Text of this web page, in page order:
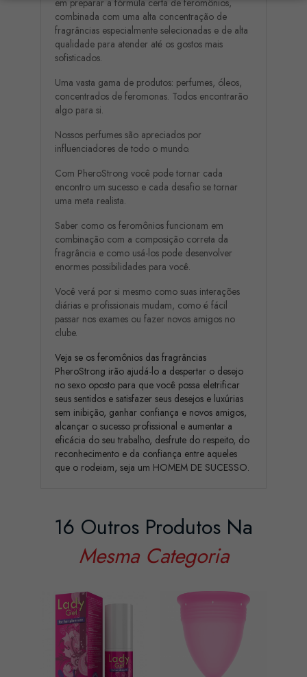
em preparar a fórmula certa de feromônios,
combinada com uma alta concentração de
fragrâncias especialmente selecionadas e de alta
qualidade para atender até os gostos mais
sofisticados.
Uma vasta gama de produtos: perfumes, óleos,
concentrados de feromonas. Todos encontrarão
algo para si.
Nossos perfumes são apreciados por
influenciadores de todo o mundo.
Com PheroStrong você pode tornar cada
encontro um sucesso e cada desafio se tornar
uma meta realista.
Saber como os feromônios funcionam em
combinação com a composição correta da
fragrância e como usá-los pode desenvolver
enormes possibilidades para você.
Você verá por si mesmo como suas interações
diárias e profissionais mudam, como é fácil
passar nos exames ou fazer novos amigos no
clube.
Veja se os feromônios das fragrâncias
PheroStrong irão ajudá-lo a despertar o desejo
no sexo oposto para que você possa eletrificar
seus sentidos e satisfazer seus desejos e luxúrias
sem inibição, ganhar confiança e novos amigos,
alcançar o sucesso profissional e aumentar a
eficácia do seu trabalho, desfrute do respeito, do
reconhecimento e da confiança entre aqueles
que o rodeiam, seja um HOMEM DE SUCESSO.
16 Outros Produtos Na
Mesma Categoria